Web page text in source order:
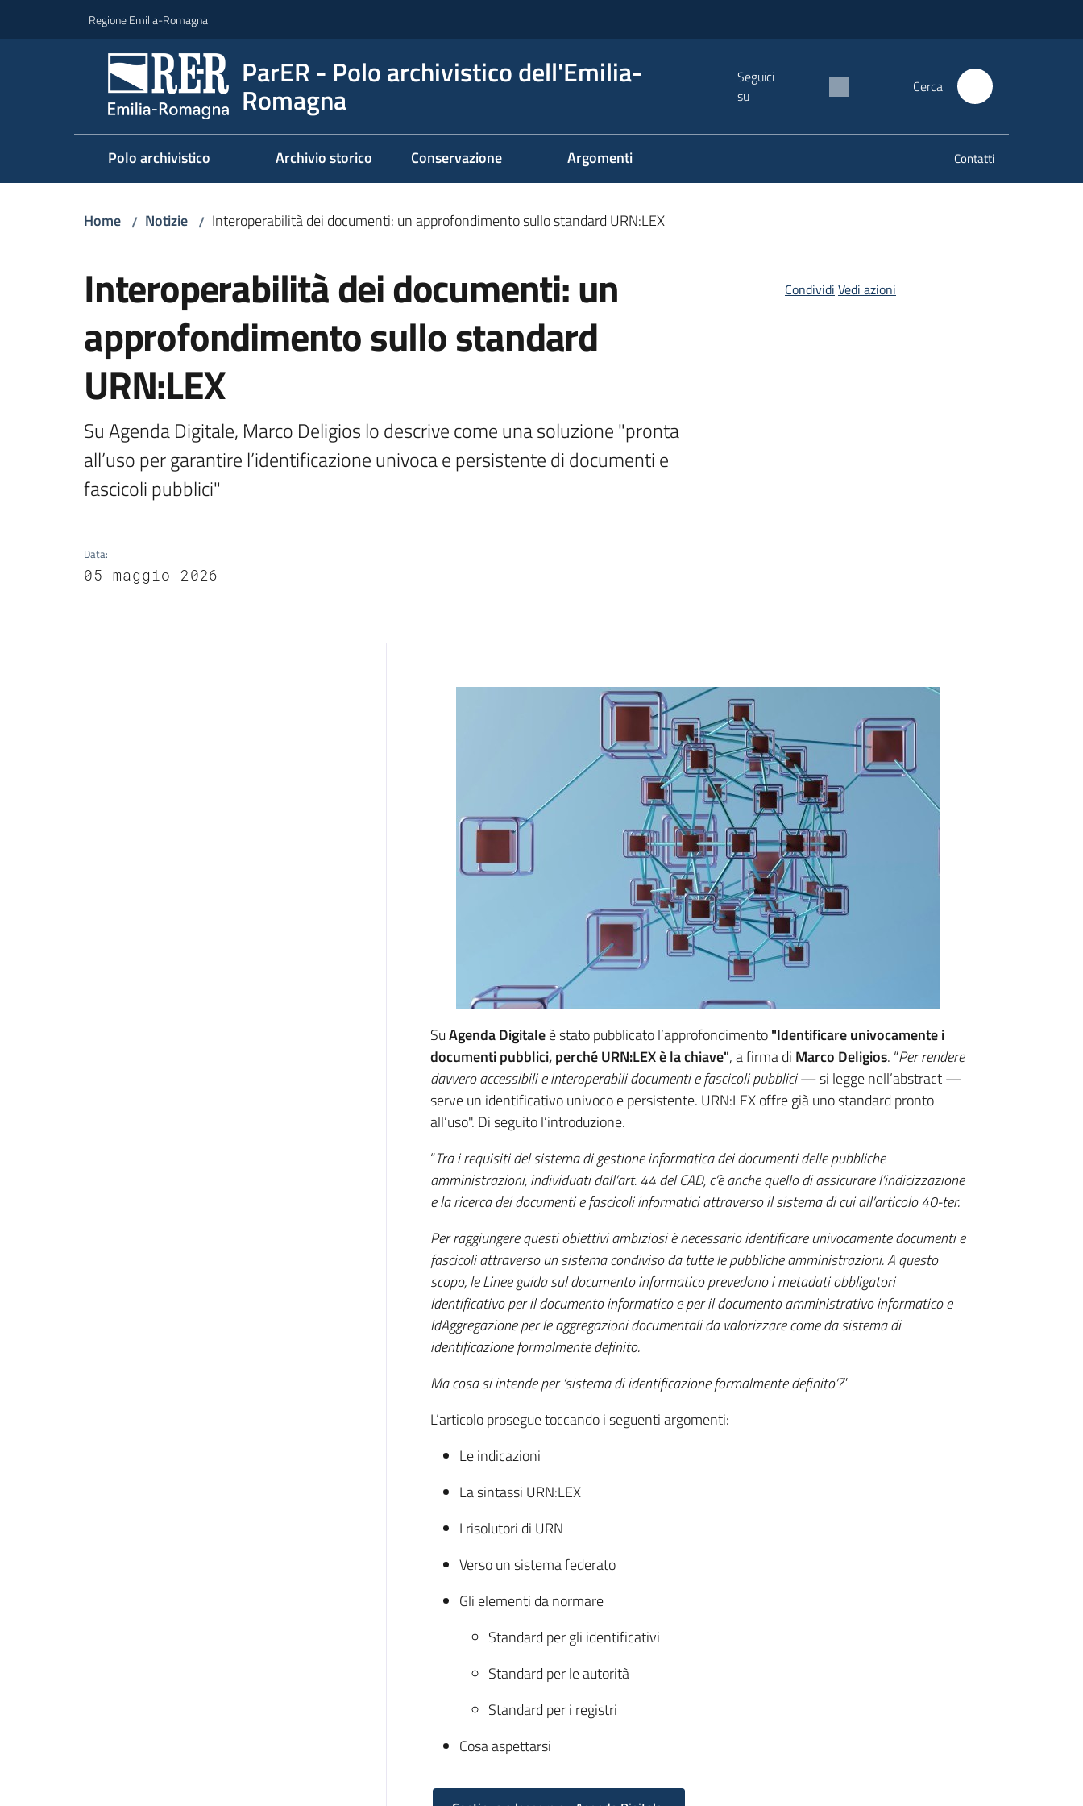
Regione Emilia-Romagna
ParER - Polo archivistico dell'Emilia-
Romagna
Seguici
su
Cerca
Polo archivistico Archivio storico Conservazione Argomenti Contatti
Home / Notizie / Interoperabilità dei documenti: un approfondimento sullo standard URN:LEX
Interoperabilità dei documenti: un
approfondimento sullo standard
URN:LEX
Su Agenda Digitale, Marco Deligios lo descrive come una soluzione "pronta
all’uso per garantire l’identificazione univoca e persistente di documenti e
fascicoli pubblici"
Data:
05 maggio 2026
Condividi Vedi azioni
SuAgenda Digitaleè stato pubblicato l’approfondimento"Identificare univocamente i
documenti pubblici, perché URN:LEX è la chiave", a firma di Marco Deligios. “Per rendere
davvero accessibili e interoperabili documenti e fascicoli pubblici— si legge nell’abstract —
serve un identificativo univoco e persistente. URN:LEX offre già uno standard pronto
all’uso". Di seguito l’introduzione.
“Tra i requisiti del sistema di gestione informatica dei documenti delle pubbliche
amministrazioni, individuati dall’art. 44 del CAD, c’è anche quello di assicurare l’indicizzazione
e la ricerca dei documenti e fascicoli informatici attraverso il sistema di cui all’articolo 40-ter.
Per raggiungere questi obiettivi ambiziosi è necessario identificare univocamente documenti e
fascicoli attraverso un sistema condiviso da tutte le pubbliche amministrazioni. A questo
scopo, le Linee guida sul documento informatico prevedono i metadati obbligatori
Identificativo per il documento informatico e per il documento amministrativo informatico e
IdAggregazione per le aggregazioni documentali da valorizzare come da sistema di
identificazione formalmente definito.
Ma cosa si intende per ‘sistema di identificazione formalmente definito’?”
L’articolo prosegue toccando i seguenti argomenti:
Le indicazioni
La sintassi URN:LEX
I risolutori di URN
Verso un sistema federato
Gli elementi da normare
Standard per gli identificativi
Standard per le autorità
Standard per i registri
Cosa aspettarsi